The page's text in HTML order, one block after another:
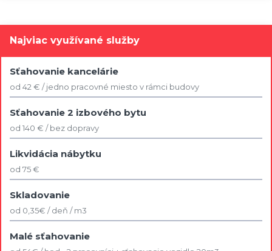
Najviac využívané služby
Sťahovanie kancelárie
od 42 € / jedno pracovné miesto v rámci budovy
Sťahovanie 2 izbového bytu
od 140 € / bez dopravy
Likvidácia nábytku
od 75 €
Skladovanie
od 0,35€ / deň / m3
Malé sťahovanie